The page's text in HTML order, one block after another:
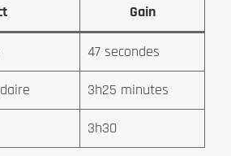
Gain
47 secondes
3h25 minutes
3h30